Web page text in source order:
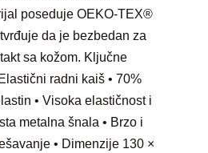
poseduje OEKO-TEX®
da je bezbedan za
sa kožom. Ključne
radni kaiš • 70%
• Visoka elastičnost i
metalna šnala • Brzo i
• Dimenzije 130 ×